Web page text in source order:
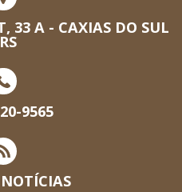
33 A - CAXIAS DO SUL
9565